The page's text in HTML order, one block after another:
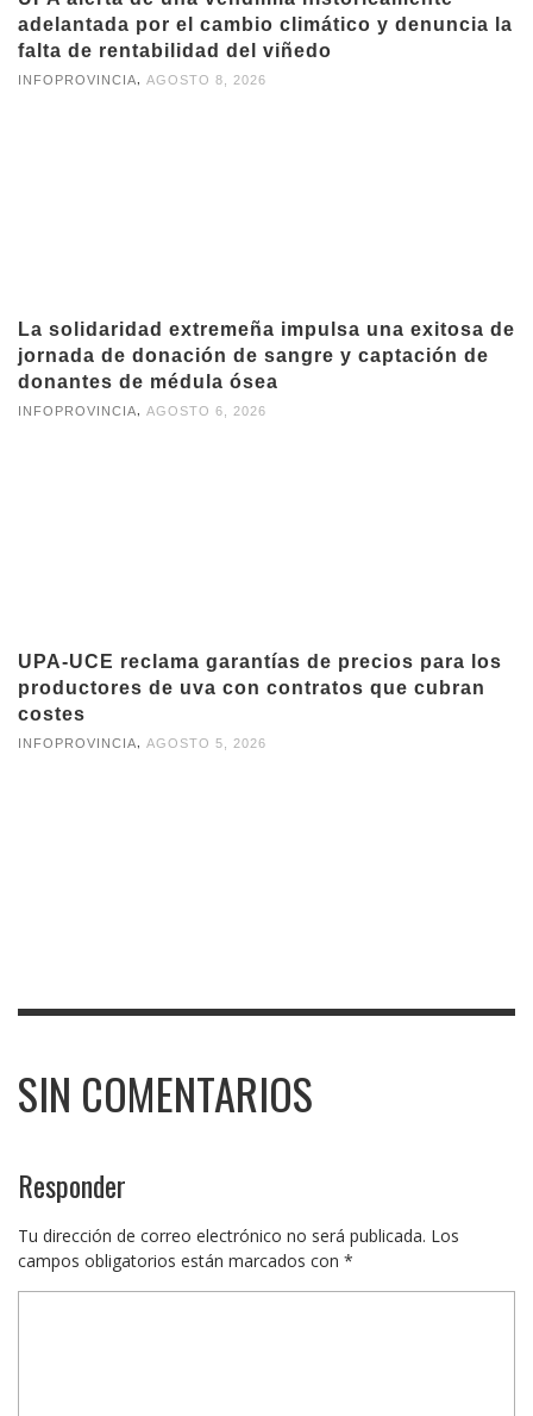
adelantada por el cambio climático y denuncia la
falta de rentabilidad del viñedo
INFOPROVINCIA AGOSTO 8, 2026
La solidaridad extremeña impulsa una exitosa de
jornada de donación de sangre y captación de
donantes de médula ósea
INFOPROVINCIA, AGOSTO 6, 2026
UPA-UCE reclama garantías de precios para los
productores de uva con contratos que cubran
costes
INFOPROVINCIA AGOSTO 5, 2026
SIN COMENTARIOS
Responder
Tu dirección de correo electrónico no será publicada. Los
campos obligatorios están marcados con *